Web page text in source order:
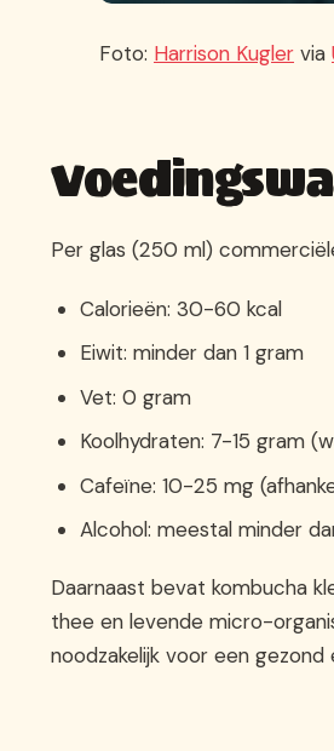
Foto: Harrison Kugler via
Per glas (250 ml)
Calorieën: 30-60 kcal
Eiwit: minder dan 1 gram
Vet: 0 gram
Koolhydraten: 7-15 gram
Cafeïne: 10-25 mg
Alcohol: meestal minder
Daarnaast bevat kombucha
thee en levende micro-
noodzakelijk voor een